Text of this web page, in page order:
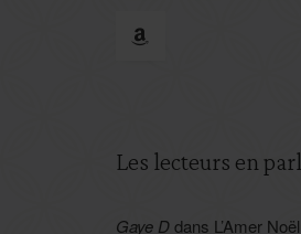
Les lecteurs en
Gaye Ddans L’Amer